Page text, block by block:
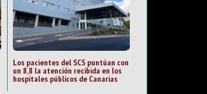
Los pacientes del SCS puntúan con
un 8,8 la atención recibida en los
hospitales públicos de Canarias